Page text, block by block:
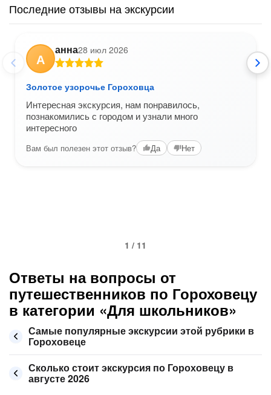
Последние отзывы на экскурсии
А
анна28 июл 2026
Золотое узорочье Гороховца
Интересная экскурсия, нам понравилось,
познакомились с городом и узнали много
интересного
Вам был полезен этот отзыв? Да Нет
1 / 11
Ответы на вопросы от
путешественников по Гороховецу
в категории «Для школьников»
Самые популярные экскурсии этой рубрики в
Гороховеце
Сколько стоит экскурсия по Гороховецу в
августе 2026